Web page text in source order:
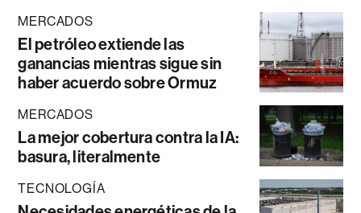
MERCADOS
El petróleo extiende las
ganancias mientras sigue sin
haber acuerdo sobre Ormuz
MERCADOS
La mejor cobertura contra la IA:
basura, literalmente
TECNOLOGÍA